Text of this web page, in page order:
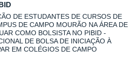
DE ESTUDANTES DE CURSOS DE
DE CAMPO MOURÃO NA ÁREA DE
COMO BOLSISTA NO PIBID -
DE BOLSA DE INICIAÇÃO À
EM COLÉGIOS DE CAMPO